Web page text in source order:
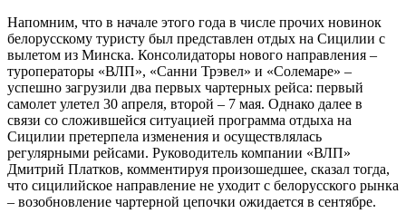
Напомним, что в начале этого года в числе прочих новинок
белорусскому туристу был представлен отдых на Сицилии с
вылетом из Минска. Консолидаторы нового направления –
туроператоры «ВЛП», «Санни Трэвел» и «Солемаре» –
успешно загрузили два первых чартерных рейса: первый
самолет улетел 30 апреля, второй – 7 мая. Однако далее в
связи со сложившейся ситуацией программа отдыха на
Сицилии претерпела изменения и осуществлялась
регулярными рейсами. Руководитель компании «ВЛП»
Дмитрий Платков, комментируя произошедшее, сказал тогда,
что сицилийское направление не уходит с белорусского рынка
– возобновление чартерной цепочки ожидается в сентябре.